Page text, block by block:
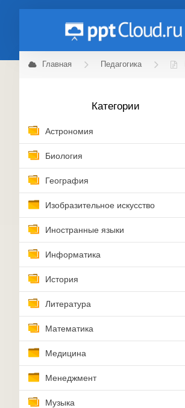
Главная Педагогика
Категории
Астрономия
Биология
География
Изобразительное искусство
Иностранные языки
Информатика
История
Литература
Математика
Медицина
Менеджмент
Музыка